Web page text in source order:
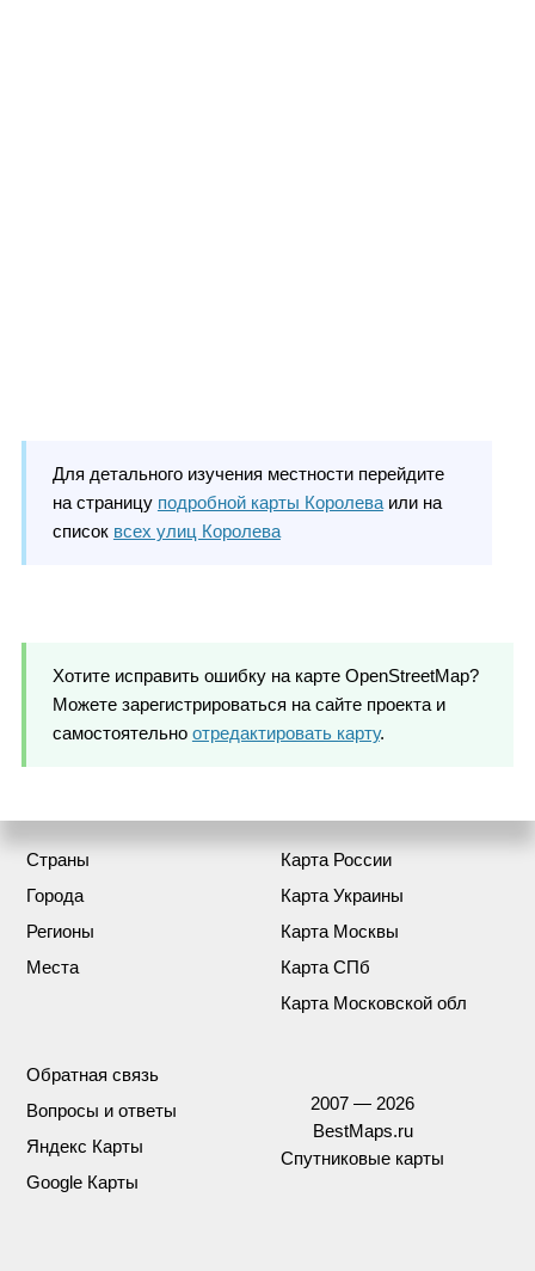
Для детального изучения местности перейдите
на страницу подробной карты Королеваили на
список всех улиц Королева
Хотите исправить ошибку на карте OpenStreetMap?
Можете зарегистрироваться на сайте проекта и
самостоятельно отредактировать карту.
Страны
Города
Регионы
Места
Карта России
Карта Украины
Карта Москвы
Карта СПб
Карта Московской обл
Обратная связь
Вопросы и ответы
Яндекс Карты
Google Карты
2007 — 2026
BestMaps.ru
Спутниковые карты